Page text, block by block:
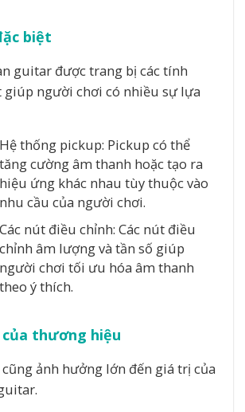
biệt
guitar được trang bị các tính
giúp người chơi có nhiều sự lựa
Hệ thống pickup: Pickup có thể
tăng cường âm thanh hoặc tạo ra
hiệu ứng khác nhau tùy thuộc vào
nhu cầu của người chơi.
Các nút điều chỉnh: Các nút điều
chỉnh âm lượng và tần số giúp
người chơi tối ưu hóa âm thanh
theo ý thích.
thương hiệu
ảnh hưởng lớn đến giá trị của